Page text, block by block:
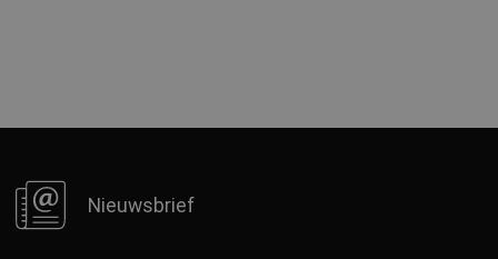
Nieuwsbrief